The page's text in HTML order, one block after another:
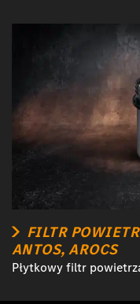
FILTR
ANTOS, AROCS
Płytkowy filtr